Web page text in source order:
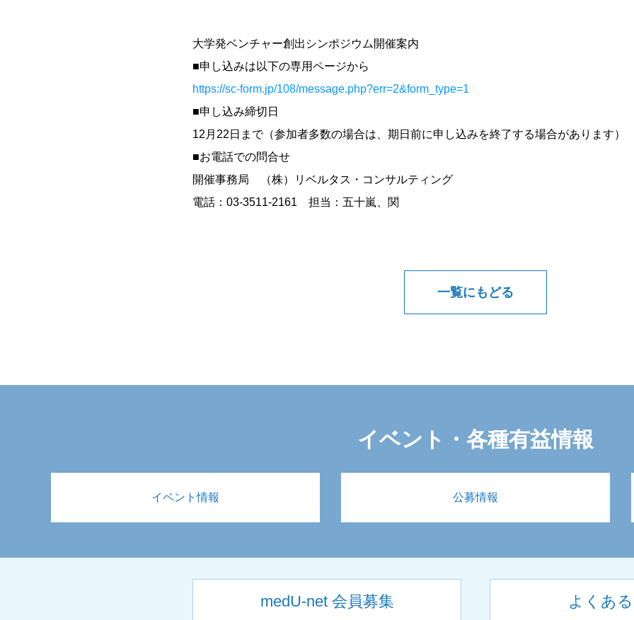
大学発ベンチャー創出シンポジウム開催案内
■申し込みは以下の専用ページから
https://sc-form.jp/108/message.php?err=2&form_type=1
■申し込み締切日
12月22日まで（参加者多数の場合は、期日前に申し込みを終了する場合があります）
■お電話での問合せ
開催事務局 （株）リベルタス・コンサルティング
電話：03-3511-2161 担当：五十嵐、関
一覧にもどる
イベント・各種有益情報
イベント情報 公募情報
medU-net 会員募集 よくあ